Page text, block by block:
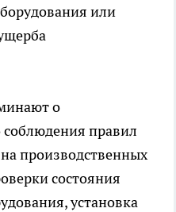
или
о
соблюдения правил
производственных
состояния
установка